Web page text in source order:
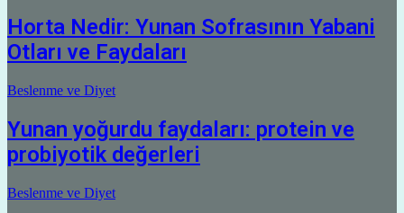
Horta Nedir: Yunan Sofrasının Yabani
Otları ve Faydaları
Beslenme ve Diyet
Yunan yoğurdu faydaları: protein ve
probiyotik değerleri
Beslenme ve Diyet